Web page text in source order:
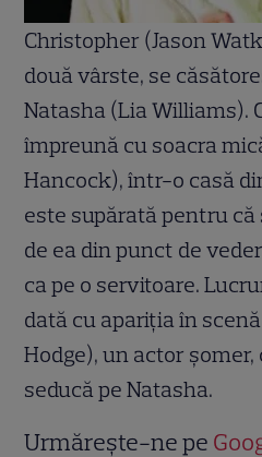
Christopher (Jason
două vârste, se
Natasha (Lia Williams).
împreună cu soacra
Hancock), într-o casă
este supărată pentru
de ea din punct de
ca pe o servitoare.
dată cu apariţia în
Hodge), un actor şomer,
seducă pe Natasha.
Urmărește-ne pe